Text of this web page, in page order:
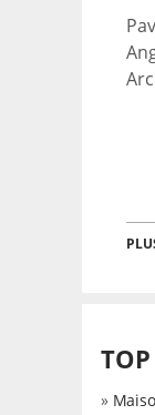
»